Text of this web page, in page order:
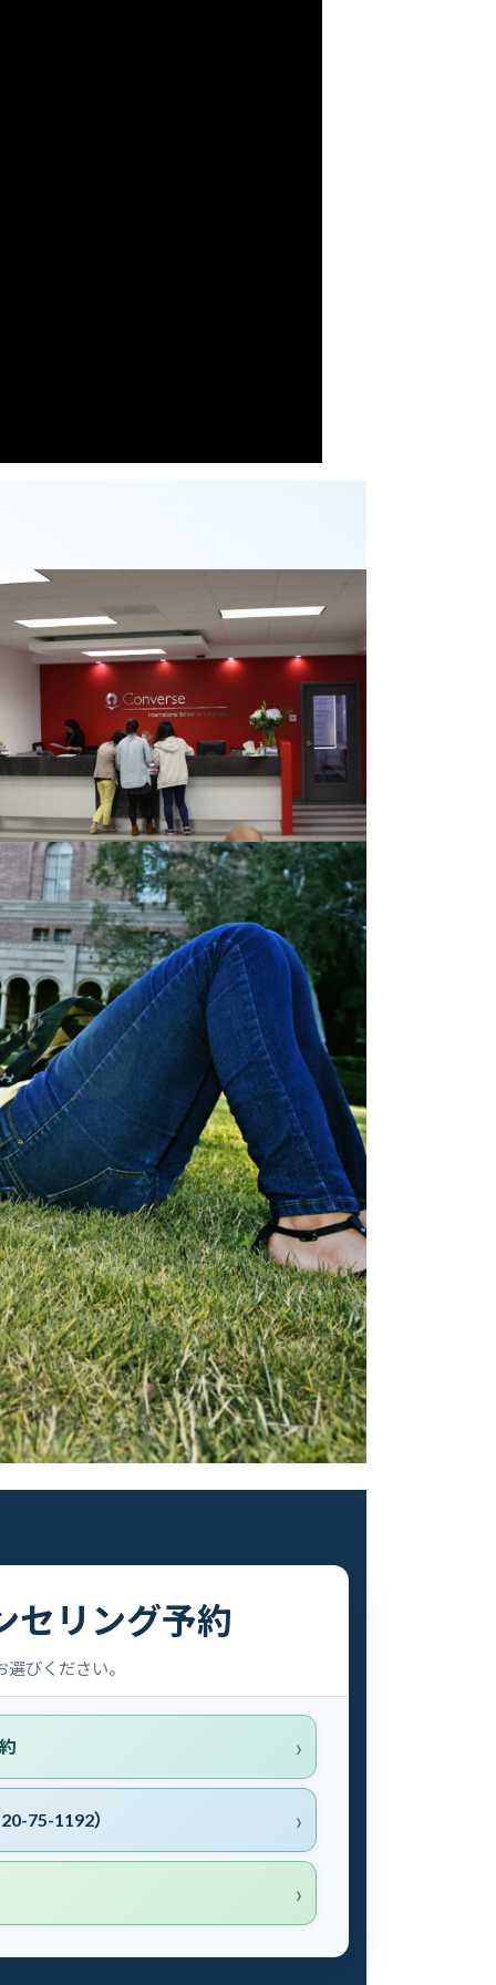
セリング予約
びください。
75-1192）